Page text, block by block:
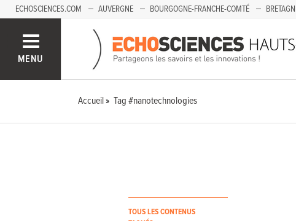
ECHOSCIENCES.COM AUVERGNE BOURGOGNE-FRANCHE-COMTÉ
SAVOIE MONT-BLANC
MENU
Accueil Tag #nanotechnologies
TOUS LES CONTENUS